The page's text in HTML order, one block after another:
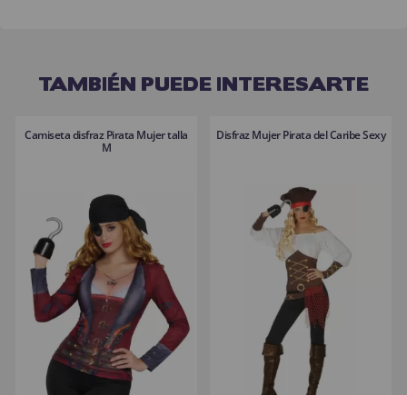
TAMBIÉN PUEDE INTERESARTE
Camiseta disfraz Pirata Mujer talla
M
Disfraz Mujer Pirata del Caribe Sexy